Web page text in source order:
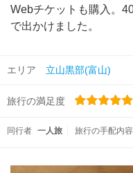
Webチケットも購入。
で出かけました。
エリア 立山黒部(富山)
旅行の満足度
同行者 一人旅 旅行の手配内容